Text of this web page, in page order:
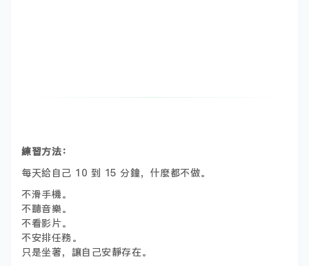
練習方法：
每天給自己 10 到 15 分鐘，什麼都不做。
不滑手機。
不聽音樂。
不看影片。
不安排任務。
只是坐著，讓自己安靜存在。